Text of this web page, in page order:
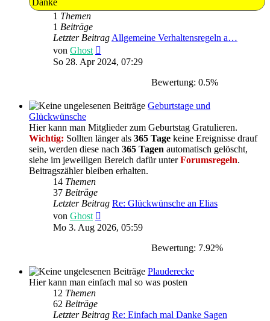
1 Themen
1 Beiträge
Letzter Beitrag Allgemeine Verhaltensregeln a…
von Ghost
Beitrag
So 28. Apr 2024, 07:29
Bewertung: 0.5%
Geburtstage und
Glückwünsche
Hier kann man Mitglieder zum Geburtstag Gratulieren.
Wichtig: Sollten länger als 365 Tage keine Ereignisse drauf
sein, werden diese nach 365 Tagen automatisch gelöscht,
siehe im jeweiligen Bereich dafür unterForumsregeln.
Beitragszähler bleiben erhalten.
14 Themen
37 Beiträge
Letzter Beitrag Re: Glückwünsche an Elias
von Ghost
Beitrag
Mo 3. Aug 2026, 05:59
Bewertung: 7.92%
Plauderecke
Hier kann man einfach mal so was posten
12 Themen
62 Beiträge
Letzter Beitrag Re: Einfach mal Danke Sagen